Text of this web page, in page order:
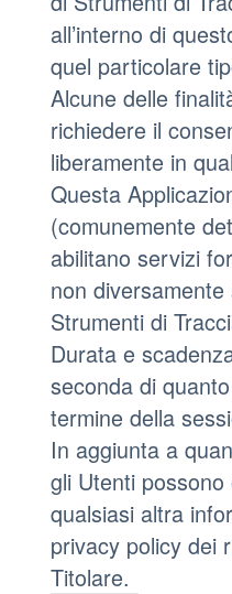
all’interno di
quel particolare
Alcune delle
richiedere il
liberamente in
Questa
(comunemente
abilitano servizi
non
Strumenti di
Durata e
seconda di
termine della
In aggiunta a
gli Utenti
qualsiasi altra
privacy policy dei
Titolare.